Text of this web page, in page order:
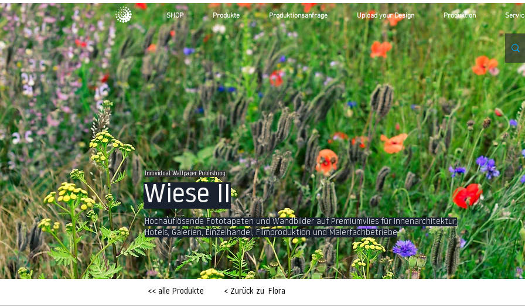
SHOP Produkte Produktionsanfrage Upload your Design Produktion
<< alle Produkte < Zurück zu Flora
Individual Wallpaper Publishing
Hochauflösende Fototapeten und Wandbilder auf Premiumvlies für Innenarchitektur,
Hotels, Galerien, Einzelhandel, Filmproduktion und Malerfachbetriebe
Wiese II